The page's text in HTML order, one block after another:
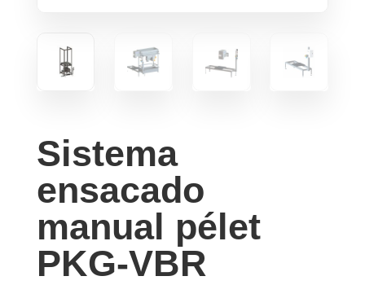
Sistema
ensacado
manual pélet
PKG-VBR